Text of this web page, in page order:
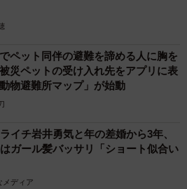
ペット同伴の避難を諦める人に胸を
ペットの受け入れ先をアプリに表
物避難所マップ」が始動
イチ岩井勇気と年の差婚から3年、
ガール髪バッサリ「ショート似合い
メディア